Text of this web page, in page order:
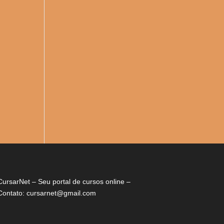
– Seu portal de cursos online –
cursarnet@gmail.com